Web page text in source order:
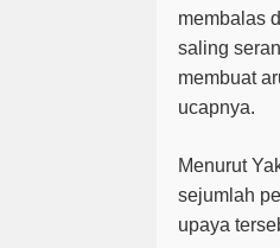
membalas
saling
membuat
ucapnya.
Menurut
sejumlah
upaya